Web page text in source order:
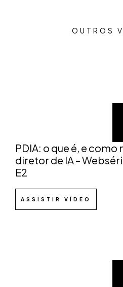
OUTROS
PDIA: o que é, e
diretor de IA –
E2
ASSISTIR VÍDEO